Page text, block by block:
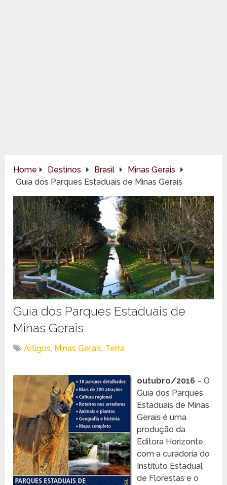
Home Destinos Brasil
Minas Gerais
Guia dos Parques Estaduais de Minas Gerais
Guia dos Parques Estaduais de
Minas Gerais
Artigos, Minas Gerais, Terra
outubro/2016 – O
Guia dos Parques
Estaduais de Minas
Gerais é uma
produção da
Editora Horizonte,
com a curadoria do
Instituto Estadual
de Florestas e o